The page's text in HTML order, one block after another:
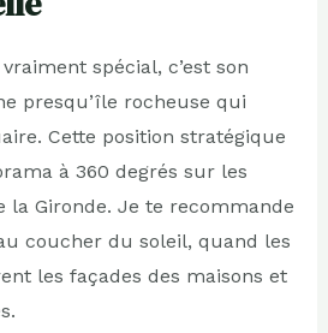
spécial, c’est son
presqu’île rocheuse qui
Cette position stratégique
à 360 degrés sur les
la Gironde. Je te recommande
coucher du soleil, quand les
les façades des maisons et